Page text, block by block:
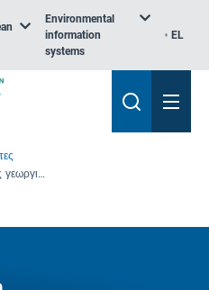
Environmental
information
systems
EL
Καλλιεργητική περίοδος για τις γεωργικές καλλιέργειες (χωρίς περαιτέρω επικαιροποιήσεις)